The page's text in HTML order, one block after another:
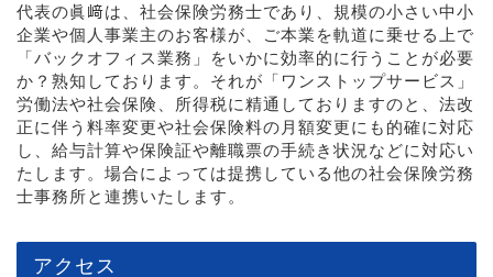
代表の眞﨑は、社会保険労務士であり、規模の小さい中小
企業や個人事業主のお客様が、ご本業を軌道に乗せる上で
「バックオフィス業務」をいかに効率的に行うことが必要
か？熟知しております。それが「ワンストップサービス」
労働法や社会保険、所得税に精通しておりますのと、法改
正に伴う料率変更や社会保険料の月額変更にも的確に対応
し、給与計算や保険証や離職票の手続き状況などに対応い
たします。場合によっては提携している他の社会保険労務
士事務所と連携いたします。
アクセス